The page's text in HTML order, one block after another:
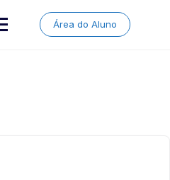
Área do Aluno